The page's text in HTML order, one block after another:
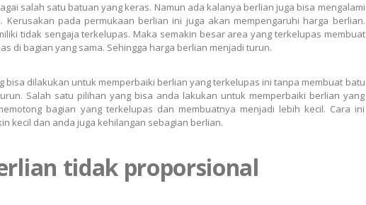
salah satu batuan yang keras. Namun ada kalanya berlian juga bisa mengalami
Kerusakan pada permukaan berlian ini juga akan mempengaruhi harga berlian.
tidak sengaja terkelupas. Maka semakin besar area yang terkelupas membuat
di bagian yang sama. Sehingga harga berlian menjadi turun.
bisa dilakukan untuk memperbaiki berlian yang terkelupas ini tanpa membuat batu
Salah satu pilihan yang bisa anda lakukan untuk memperbaiki berlian yang
bagian yang terkelupas dan membuatnya menjadi lebih kecil. Cara ini
kecil dan anda juga kehilangan sebagian berlian.
tidak proporsional